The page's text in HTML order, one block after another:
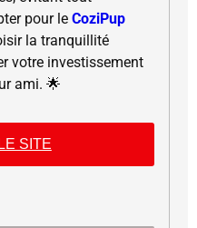
pour le CoziPup
la tranquillité
votre investissement
ami. 🌟
SITE